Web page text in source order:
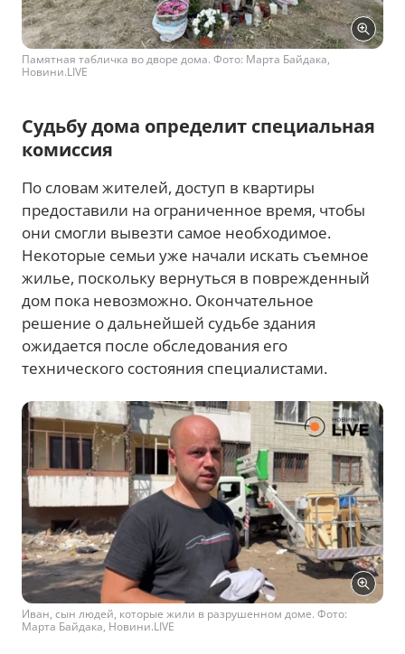
Памятная табличка во дворе дома. Фото: Марта Байдака,
Новини.LIVE
Судьбу дома определит специальная
комиссия
По словам жителей, доступ в квартиры
предоставили на ограниченное время, чтобы
они смогли вывезти самое необходимое.
Некоторые семьи уже начали искать съемное
жилье, поскольку вернуться в поврежденный
дом пока невозможно. Окончательное
решение о дальнейшей судьбе здания
ожидается после обследования его
технического состояния специалистами.
Иван, сын людей, которые жили в разрушенном доме. Фото:
Марта Байдака, Новини.LIVE